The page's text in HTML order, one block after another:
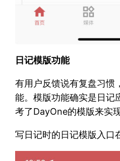
日记模版功能
有用户反馈说有复盘习惯
能。模版功能确实是日记
考了DayOne的模版来实现
写日记时的日记模版入口